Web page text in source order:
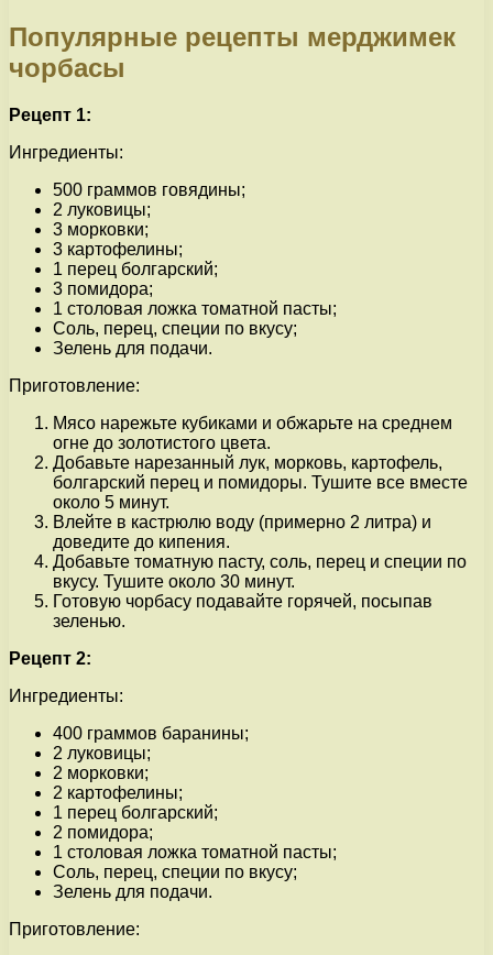
Популярные рецепты мерджимек
чорбасы
Рецепт 1:
Ингредиенты:
500 граммов говядины;
2 луковицы;
3 морковки;
3 картофелины;
1 перец болгарский;
3 помидора;
1 столовая ложка томатной пасты;
Соль, перец, специи по вкусу;
Зелень для подачи.
Приготовление:
Мясо нарежьте кубиками и обжарьте на среднем
огне до золотистого цвета.
Добавьте нарезанный лук, морковь, картофель,
болгарский перец и помидоры. Тушите все вместе
около 5 минут.
Влейте в кастрюлю воду (примерно 2 литра) и
доведите до кипения.
Добавьте томатную пасту, соль, перец и специи по
вкусу. Тушите около 30 минут.
Готовую чорбасу подавайте горячей, посыпав
зеленью.
Рецепт 2:
Ингредиенты:
400 граммов баранины;
2 луковицы;
2 морковки;
2 картофелины;
1 перец болгарский;
2 помидора;
1 столовая ложка томатной пасты;
Соль, перец, специи по вкусу;
Зелень для подачи.
Приготовление: